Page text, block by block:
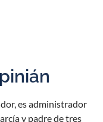
es administrador
y padre de tres